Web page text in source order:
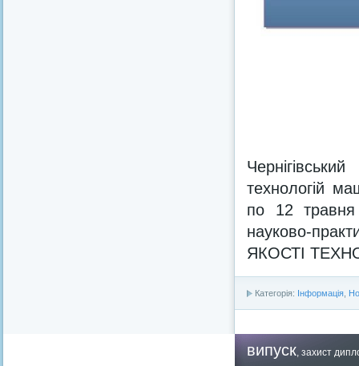
технологій
по 12 травня
науково-
ЯКОСТІ
Категорія: Інформація
випуск, захист